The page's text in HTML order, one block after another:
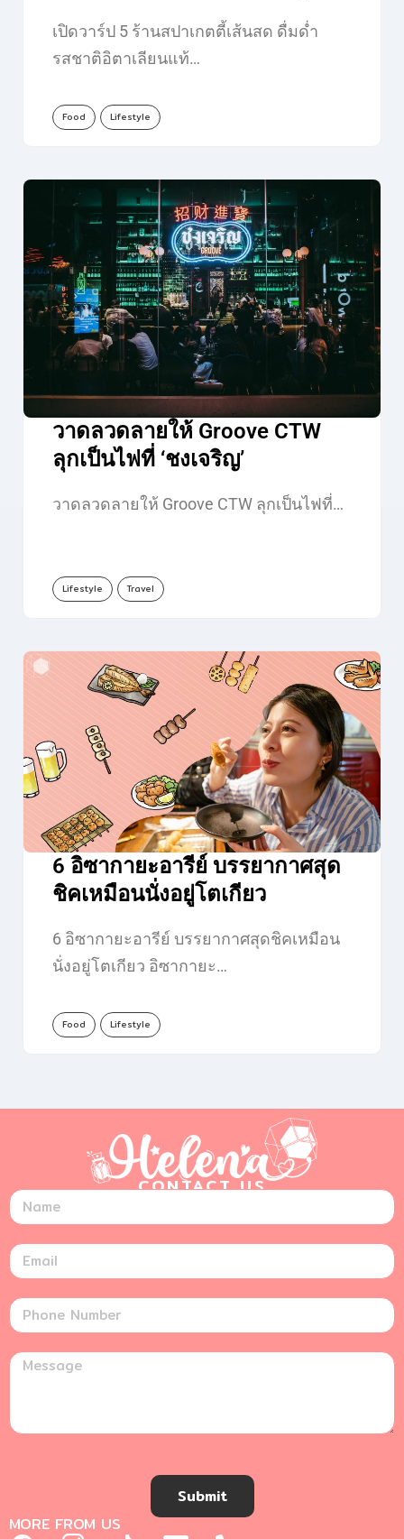
เปิดวาร์ป 5 ร้านสปาเกตตี้เส้นสด ดื่มด่ำ
รสชาติอิตาเลียนแท้…
Food Lifestyle
วาดลวดลายให้ Groove CTW
ลุกเป็นไฟที่ ‘ชงเจริญ’
วาดลวดลายให้ Groove CTW ลุกเป็นไฟที่…
Lifestyle Travel
6 อิซากายะอารีย์ บรรยากาศสุด
ชิคเหมือนนั่งอยู่โตเกียว
6 อิซากายะอารีย์ บรรยากาศสุดชิคเหมือน
นั่งอยู่โตเกียว อิซากายะ…
Food Lifestyle
CONTACT US
Submit
MORE FROM US